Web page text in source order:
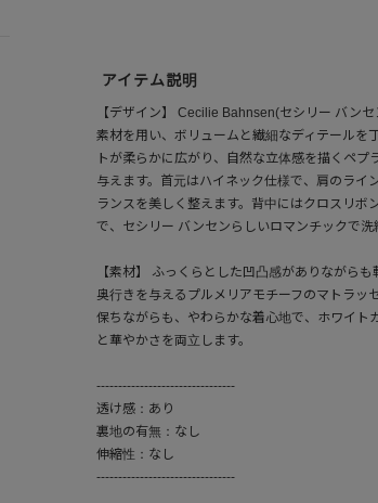
アイテム説明
【デザイン】 Cecilie Bahnsen(セシリー バン
素材を用い、ボリュームと繊細なディテールを
トが柔らかに広がり、自然な立体感を描くペ
与えます。首元はハイネック仕様で、肩のライ
ランスを美しく整えます。背中にはクロスリボ
で、セシリー バンセンらしいロマンチックで洗
【素材】 ふっくらとした凹凸感がありながら
奥行きを与えるプルメリアモチーフのマトラッ
保ちながらも、やわらかな着心地で、ホワイト
と華やかさを両立します。
--------------------------------
透け感：あり
裏地の有無：なし
伸縮性：なし
--------------------------------